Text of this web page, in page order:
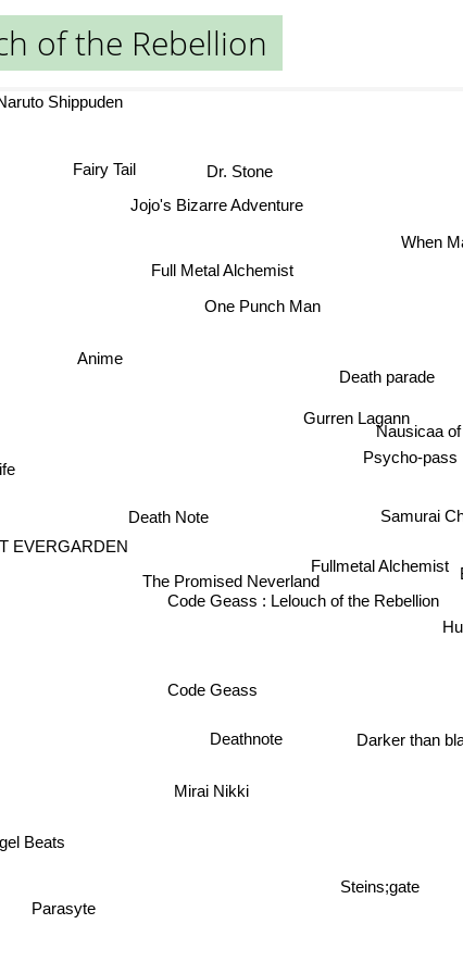
of the Rebellion
Code Geass : Lelouch of the Rebellion
Code Geass
Deathnote
Fullmetal Alchemist
The Promised Neverland
Death Note
Darker than
Mirai Nikki
Anime
Samurai
Fairy Tail
Nausicaa
Parasyte
Gurren Lagann
Full Metal Alchemist
EVERGARDEN
Psycho-pass
Beats
One Punch Man
Dr. Stone
Jojo's Bizarre Adventure
Death parade
Shippuden
Steins;gate